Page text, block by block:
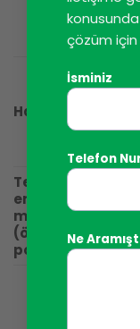
çözüm için
İsminiz
Telefon
Ne
Halojenler
Tek fazlı
endüksiyon
motoru
(örneğin
pompa)